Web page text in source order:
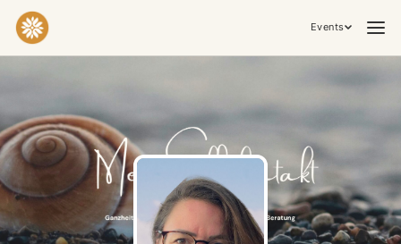
Events
Practices & Inner Work
Yoga
Meditation
Breathwork
Embodiment
Ceremony, Music & Movement